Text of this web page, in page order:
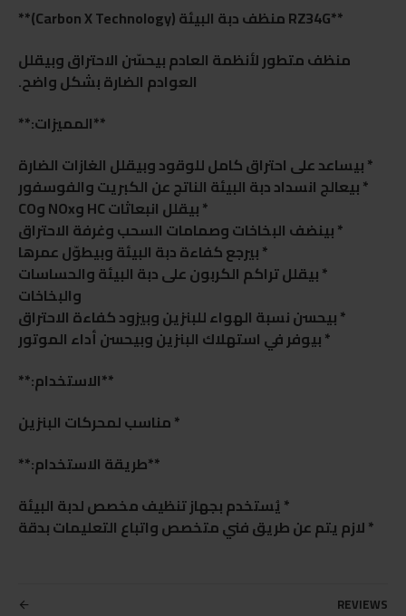
**RZ34G منظف دبة البيئة (Carbon X Technology)**
منظف متطور لأنظمة العادم بيحسّن الاحتراق وبيقلل
العوادم الضارة بشكل واضح.
**المميزات:**
* بيساعد على احتراق كامل للوقود وبيقلل الغازات الضارة
* بيعالج انسداد دبة البيئة الناتج عن الكبريت والفوسفور
* بيقلل انبعاثات HC وNOx وCO
* بينضف البخاخات وصمامات السحب وغرفة الاحتراق
* بيرجع كفاءة دبة البيئة وبيطوّل عمرها
* بيقلل تراكم الكربون على دبة البيئة والحساسات
والبخاخات
* بيحسن نسبة الهواء للبنزين وبيزود كفاءة الاحتراق
* بيوفر في استهلاك البنزين وبيحسن أداء الموتور
**الاستخدام:**
* مناسب لمحركات البنزين
**طريقة الاستخدام:**
* يُستخدم بجهاز تنظيف مخصص لدبة البيئة
* لازم يتم عن طريق فني متخصص واتباع التعليمات بدقة
REVIEWS